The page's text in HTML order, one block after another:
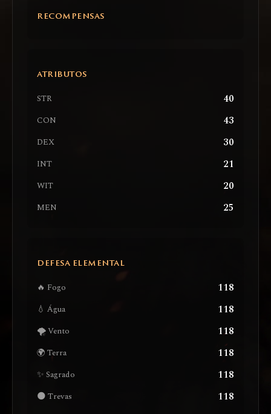
RECOMPENSAS
ATRIBUTOS
STR 40
CON 43
DEX 30
INT 21
WIT 20
MEN 25
DEFESA ELEMENTAL
🔥 Fogo 118
💧 Água 118
🌪️ Vento 118
🌍 Terra 118
✨ Sagrado 118
🌑 Trevas 118